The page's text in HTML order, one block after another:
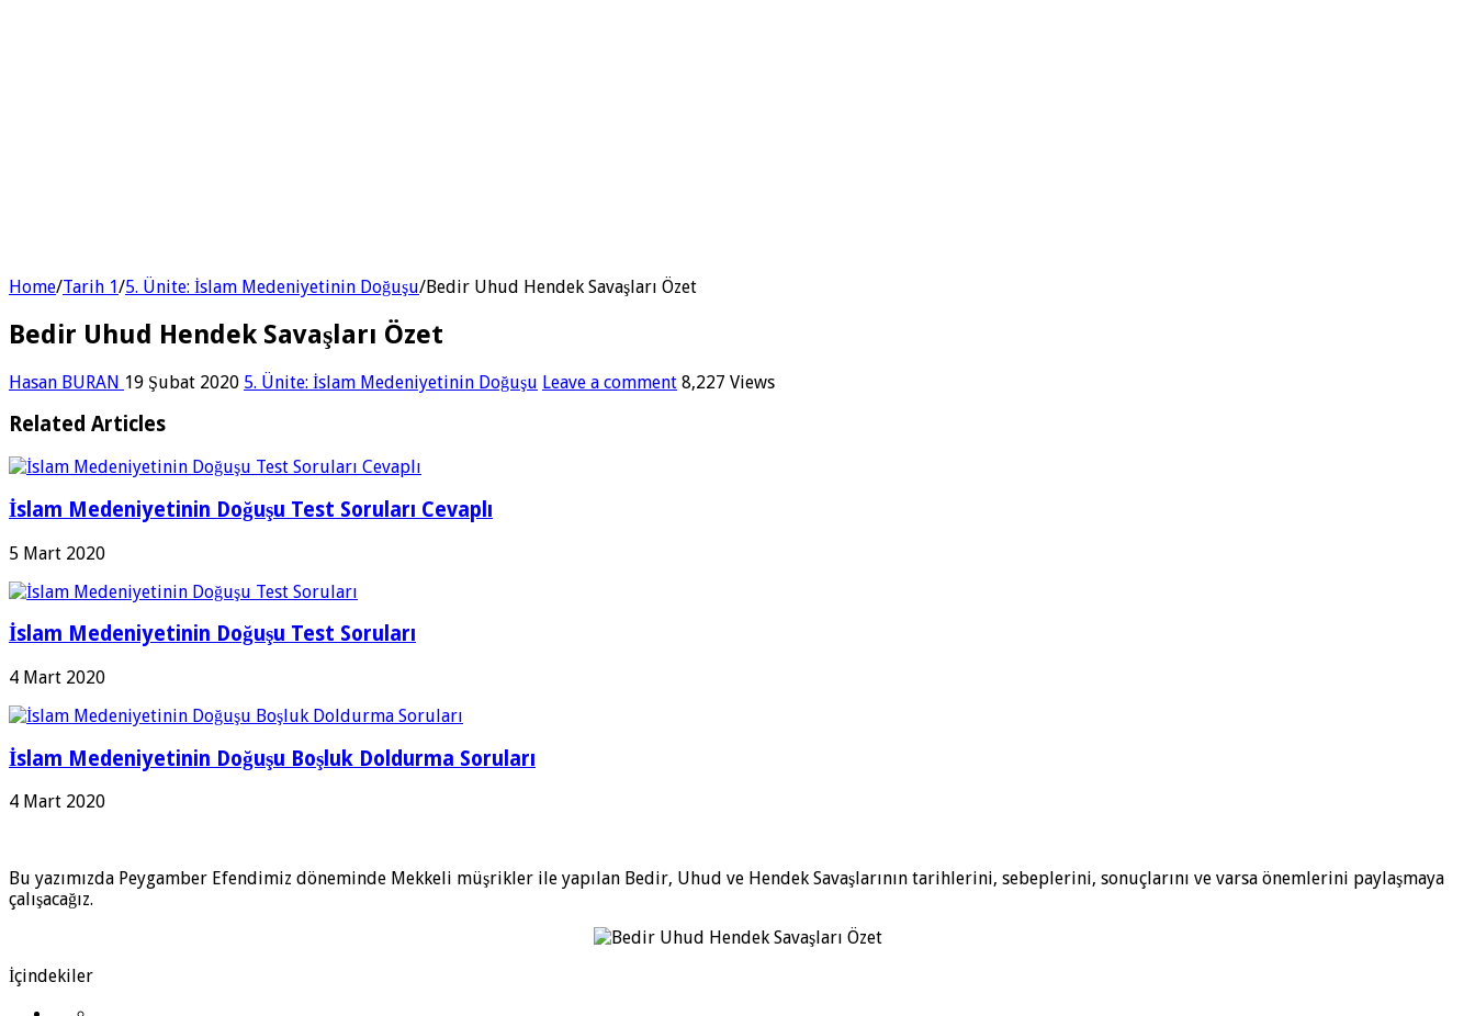
Home/Tarih 1/5. Ünite: İslam Medeniyetinin Doğuşu/Bedir Uhud Hendek Savaşları Özet
Bedir Uhud Hendek Savaşları Özet
Hasan BURAN 19 Şubat 2020 5. Ünite: İslam Medeniyetinin Doğuşu Leave a comment 8,227 Views
Related Articles
İslam Medeniyetinin Doğuşu Test Soruları Cevaplı
5 Mart 2020
İslam Medeniyetinin Doğuşu Test Soruları
4 Mart 2020
İslam Medeniyetinin Doğuşu Boşluk Doldurma Soruları
4 Mart 2020
Bu yazımızda Peygamber Efendimiz döneminde Mekkeli müşrikler ile yapılan Bedir, Uhud ve Hendek Savaşlarının tarihlerini, sebeplerini, sonuçlarını ve varsa önemlerini paylaşmaya
çalışacağız.
İçindekiler